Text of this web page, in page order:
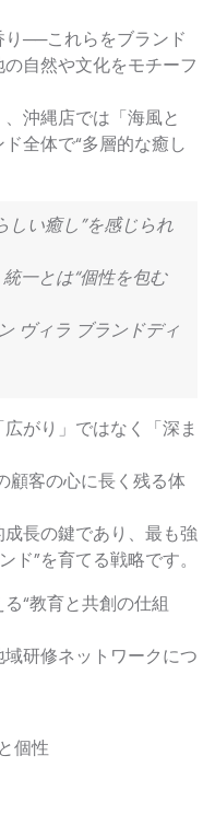
──これらをブランド
自然や文化をモチーフ
沖縄店では「海風と
全体で“多層的な癒し
しい癒し”を感じられ
一とは“個性を包む
ヴィラ ブランドディ
がり」ではなく「深ま
顧客の心に長く残る体
長の鍵であり、最も強
ド”を育てる戦略です。
“教育と共創の仕組
研修ネットワークにつ